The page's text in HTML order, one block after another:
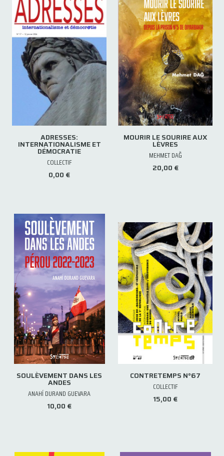
ADRESSES:
INTERNATIONALISME ET
DÉMOCRATIE
COLLECTIF
0,00 €
MOURIR LE SOURIRE AUX
LÈVRES
MEHMET DAĞ
20,00 €
SOULÈVEMENT DANS LES
ANDES
ANAHÍ DURAND GUEVARA
10,00 €
CONTRETEMPS N°67
COLLECTIF
15,00 €